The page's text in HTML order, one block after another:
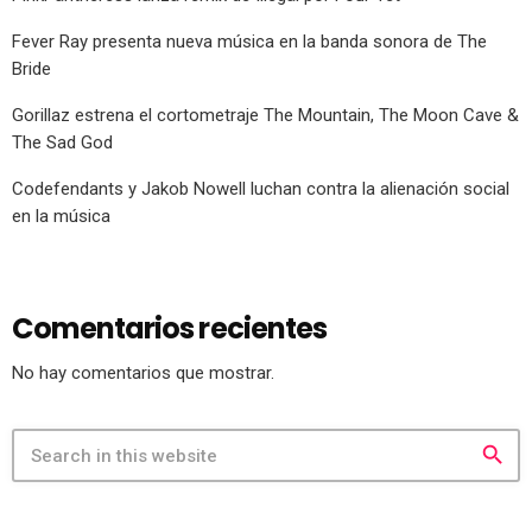
Fever Ray presenta nueva música en la banda sonora de The
Bride
Gorillaz estrena el cortometraje The Mountain, The Moon Cave &
The Sad God
Codefendants y Jakob Nowell luchan contra la alienación social
en la música
Comentarios recientes
No hay comentarios que mostrar.
search